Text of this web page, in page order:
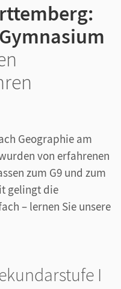
Geographie am
von erfahrenen
zum G9 und zum
gelingt die
– lernen Sie unsere
I